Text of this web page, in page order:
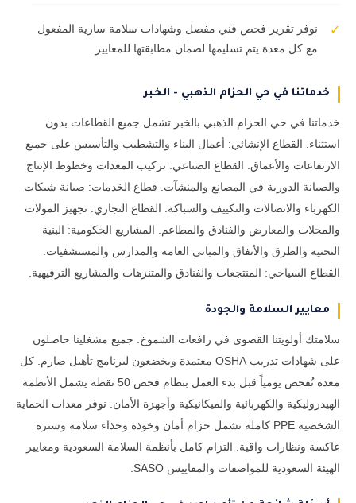
✓
نوفر تقرير فحص فني مفصل وشهادات سلامة سارية المفعول
مع كل معدة يتم تسليمها لضمان مطابقتها للمعايير
خدماتنا في حي الحزام الذهبي - الخبر
خدماتنا في حي الحزام الذهبي بالخبر تشمل جميع القطاعات بدون
استثناء. القطاع الإنشائي: أعمال البناء والتشطيب والتأسيس على جميع
الارتفاعات والأعماق. القطاع الصناعي: تركيب المعدات وخطوط الإنتاج
والصيانة الدورية في المصانع والمنشآت. قطاع الخدمات: صيانة شبكات
الكهرباء والاتصالات والتكييف والسباكة. القطاع التجاري: تجهيز المولات
والمحلات والمعارض والفنادق والمطاعم. المشاريع الحكومية: البنية
التحتية والطرق والأنفاق والمباني العامة والمدارس والمستشفيات.
القطاع السياحي: المنتجعات والفنادق والمتنزهات والمشاريع الترفيهية.
معايير السلامة والجودة
سلامتك أولويتنا القصوى في رافعات الشموخ. جميع مشغلينا حاصلون
على شهادات تدريب OSHA معتمدة ويخضعون لبرنامج تأهيل صارم. كل
معدة تُفحص يومياً قبل بدء العمل بنظام فحص 50 نقطة يشمل الأنظمة
الهيدروليكية والكهربائية والميكانيكية وأجهزة الأمان. نوفر معدات الحماية
الشخصية PPE كاملة تشمل حزام أمان وخوذة وحذاء سلامة وسترة
عاكسة ونظارات واقية. التزام كامل بأنظمة السلامة السعودية ومعايير
الهيئة السعودية للمواصفات والمقاييس SASO.